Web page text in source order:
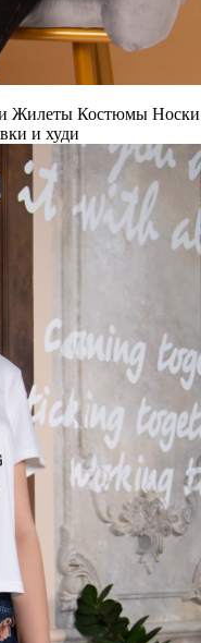
Жилеты Костюмы Носки
и худи